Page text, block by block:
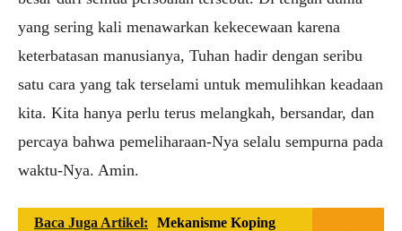
yang sering kali menawarkan kekecewaan karena
keterbatasan manusianya, Tuhan hadir dengan seribu
satu cara yang tak terselami untuk memulihkan keadaan
kita. Kita hanya perlu terus melangkah, bersandar, dan
percaya bahwa pemeliharaan-Nya selalu sempurna pada
waktu-Nya. Amin.
Baca Juga Artikel:
Mekanisme Koping